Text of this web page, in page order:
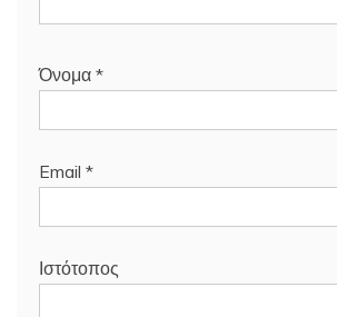
Όνομα *
Email *
Ιστότοπος